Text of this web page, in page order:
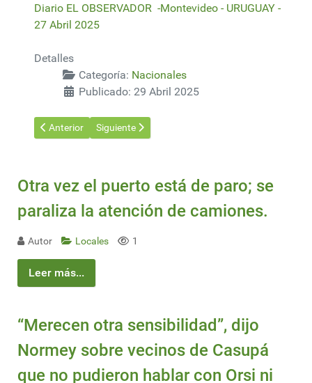
Diario EL OBSERVADOR -Montevideo - URUGUAY -
27 Abril 2025
Detalles
Categoría: Nacionales
Publicado: 29 Abril 2025
Artículo anterior: Bayer no descarta abandonar el glifosato a
Anterior Artículo siguiente: Aumento de casos de picudo
Siguiente
Otra vez el puerto está de paro; se
paraliza la atención de camiones.
Autor Locales 1
Leer más...
“Merecen otra sensibilidad”, dijo
Normey sobre vecinos de Casupá
que no pudieron hablar con Orsi ni